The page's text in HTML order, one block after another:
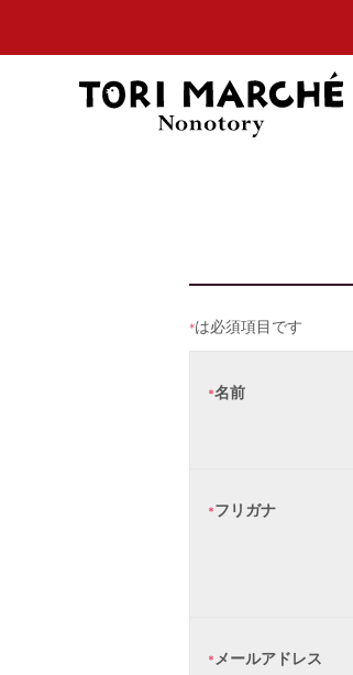
*は必須項目です
名前
フリガナ
メールアドレス